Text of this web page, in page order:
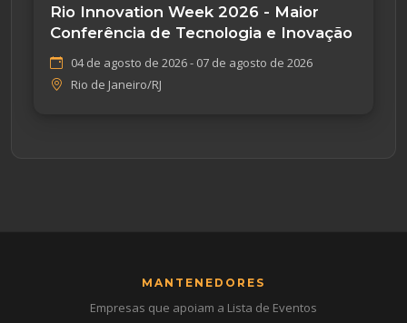
Rio Innovation Week 2026 - Maior
Conferência de Tecnologia e Inovação
04 de agosto de 2026 - 07 de agosto de 2026
Rio de Janeiro/RJ
MANTENEDORES
Empresas que apoiam a Lista de Eventos